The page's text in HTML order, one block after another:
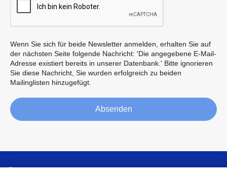
Wenn Sie sich für beide Newsletter anmelden, erhalten Sie auf
der nächsten Seite folgende Nachricht: 'Die angegebene E-Mail-
Adresse existiert bereits in unserer Datenbank.' Bitte ignorieren
Sie diese Nachricht, Sie wurden erfolgreich zu beiden
Mailinglisten hinzugefügt.
Absenden